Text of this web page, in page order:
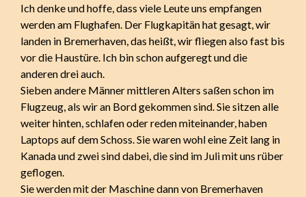
Ich denke und hoffe, dass viele Leute uns empfangen
werden am Flughafen. Der Flugkapitän hat gesagt, wir
landen in Bremerhaven, das heißt, wir fliegen also fast bis
vor die Haustüre. Ich bin schon aufgeregt und die
anderen drei auch.
Sieben andere Männer mittleren Alters saßen schon im
Flugzeug, als wir an Bord gekommen sind. Sie sitzen alle
weiter hinten, schlafen oder reden miteinander, haben
Laptops auf dem Schoss. Sie waren wohl eine Zeit lang in
Kanada und zwei sind dabei, die sind im Juli mit uns rüber
geflogen.
Sie werden mit der Maschine dann von Bremerhaven